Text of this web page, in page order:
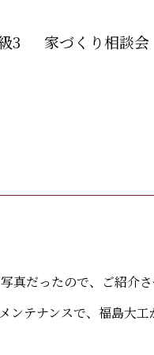
3 家づくり相談会
だったので、ご紹介さ
テナンスで、福島大